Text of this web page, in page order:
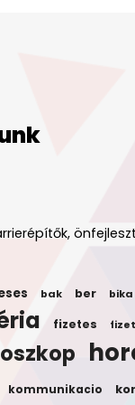
bak ber bika
fizetes
kommunikacio